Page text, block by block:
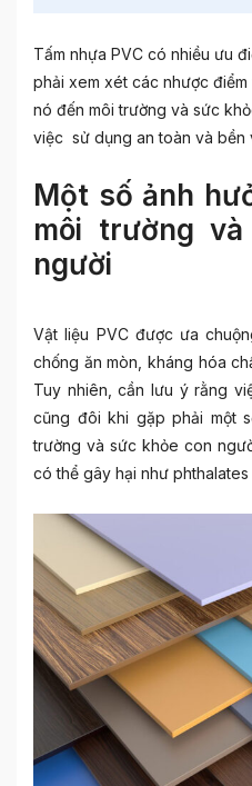
Tấm nhựa PVC có nhiều ưu
phải xem xét các nhược
nó đến môi trường và sức
việc sử dụng an toàn và bền
Một số ảnh
môi trường
người
Vật liệu PVC được ưa
chống ăn mòn, kháng hóa
Tuy nhiên, cần lưu ý rằng
cũng đôi khi gặp phải một
trường và sức khỏe con
có thể gây hại như